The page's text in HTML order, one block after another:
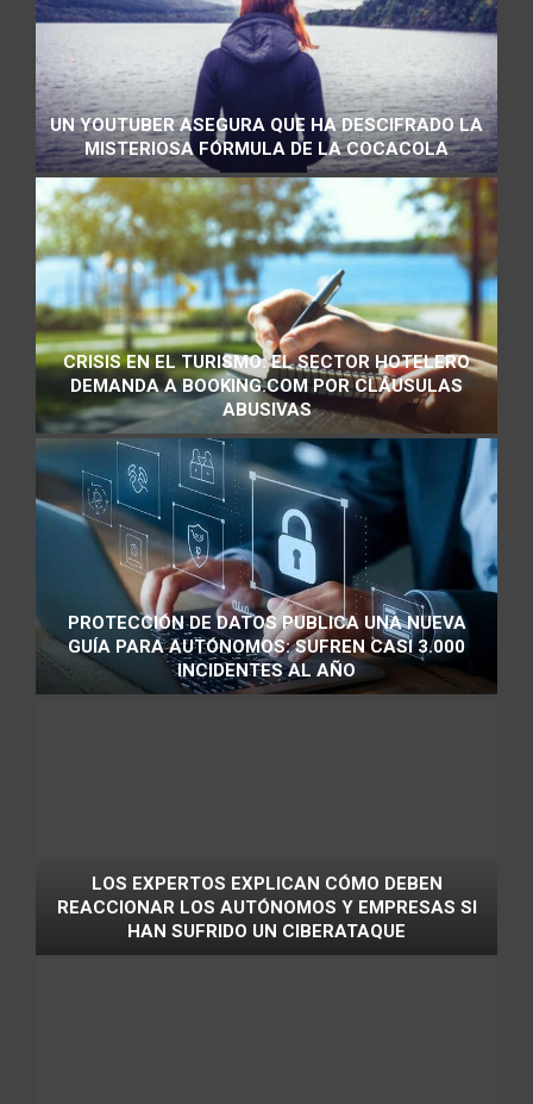
UN YOUTUBER ASEGURA QUE HA DESCIFRADO LA
MISTERIOSA FÓRMULA DE LA COCACOLA
CRISIS EN EL TURISMO: EL SECTOR HOTELERO
DEMANDA A BOOKING.COM POR CLÁUSULAS
ABUSIVAS
PROTECCIÓN DE DATOS PUBLICA UNA NUEVA
GUÍA PARA AUTÓNOMOS: SUFREN CASI 3.000
INCIDENTES AL AÑO
LOS EXPERTOS EXPLICAN CÓMO DEBEN
REACCIONAR LOS AUTÓNOMOS Y EMPRESAS SI
HAN SUFRIDO UN CIBERATAQUE